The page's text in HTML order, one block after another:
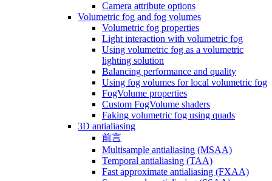
Camera attribute options
Volumetric fog and fog volumes
Volumetric fog properties
Light interaction with volumetric fog
Using volumetric fog as a volumetric
lighting solution
Balancing performance and quality
Using fog volumes for local volumetric fog
FogVolume properties
Custom FogVolume shaders
Faking volumetric fog using quads
3D antialiasing
前言
Multisample antialiasing (MSAA)
Temporal antialiasing (TAA)
Fast approximate antialiasing (FXAA)